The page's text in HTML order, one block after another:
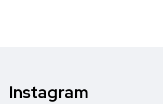
Instagram